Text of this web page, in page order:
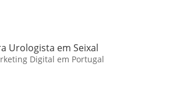
Urologista em Seixal
Digital em Portugal